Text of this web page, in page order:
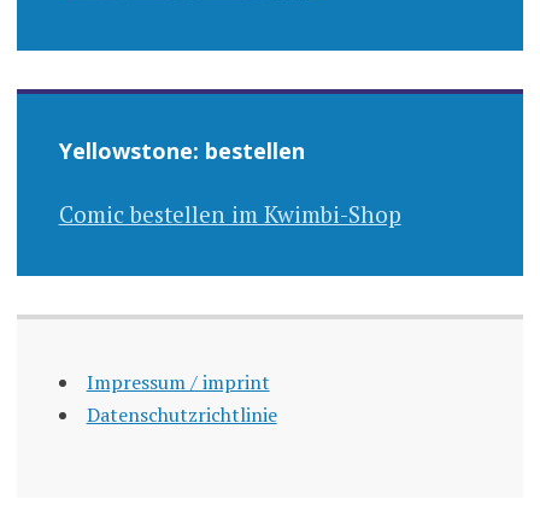
Yellowstone: bestellen
Comic bestellen im Kwimbi-Shop
Impressum / imprint
Datenschutzrichtlinie